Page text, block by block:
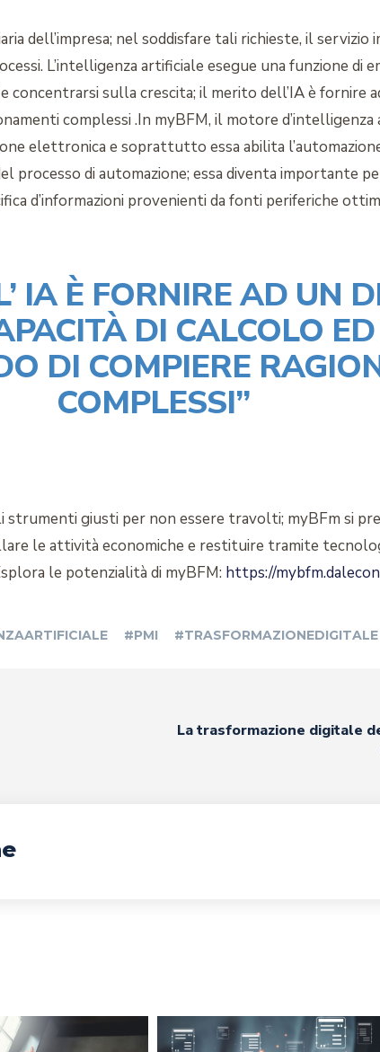
dell’impresa; nel soddisfare tali richieste, il
L’intelligenza artificiale esegue una funzione di
sulla crescita; il merito dell’IA è fornire
complessi .In myBFM, il motore
elettronica e soprattutto essa abilita l’automazione
processo di automazione; essa diventa importante
d’informazioni provenienti da fonti periferiche
IA È FORNIRE AD UN
DI CALCOLO
DI COMPIERE
COMPLESSI”
strumenti giusti per non essere travolti; myBFm si
le attività economiche e restituire tramite
le potenzialità di myBFM: https://
#PMI #TRASFORMAZIONEDIGITALE
La trasformazione digitale